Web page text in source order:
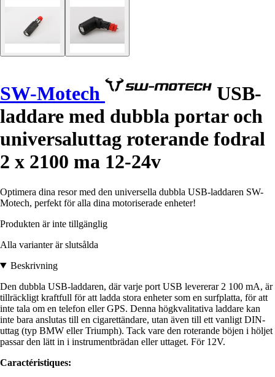
SW-Motech
USB-
laddare med dubbla portar och
universaluttag roterande fodral
2 x 2100 ma 12-24v
Optimera dina resor med den universella dubbla USB-laddaren SW-
Motech, perfekt för alla dina motoriserade enheter!
Produkten är inte tillgänglig
Alla varianter är slutsålda
Beskrivning
Den dubbla USB-laddaren, där varje port USB levererar 2 100 mA, är
tillräckligt kraftfull för att ladda stora enheter som en surfplatta, för att
inte tala om en telefon eller GPS. Denna högkvalitativa laddare kan
inte bara anslutas till en cigarettändare, utan även till ett vanligt DIN-
uttag (typ BMW eller Triumph). Tack vare den roterande böjen i höljet
passar den lätt in i instrumentbrädan eller uttaget. För 12V.
Caractéristiques: